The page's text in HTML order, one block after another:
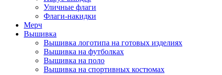
Уличные флаги
Флаги-накидки
Мерч
Вышивка
Вышивка логотипа на готовых изделиях
Вышивка на футболках
Вышивка на поло
Вышивка на спортивных костюмах